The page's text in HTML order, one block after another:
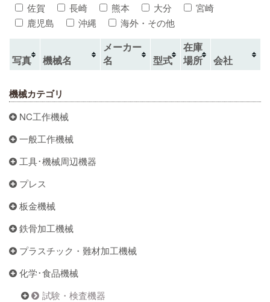
佐賀
長崎 熊本 大分
宮崎
鹿児島
沖縄 海外・その他
写真 機械名
メーカー
名
型式
在庫
場所
会社
機械カテゴリ
NC工作機械
一般工作機械
工具･機械周辺機器
プレス
板金機械
鉄骨加工機械
プラスチック・難材加工機械
化学･食品機械
試験・検査機器